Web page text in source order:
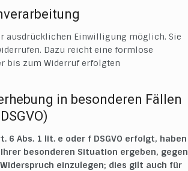
ausdrücklichen Einwilligung möglich. Sie
Dazu reicht eine formlose
bis zum Widerruf erfolgten
in besonderen Fällen
Abs. 1 lit. e oder f DSGVO erfolgt, haben
besonderen Situation ergeben, gegen
einzulegen; dies gilt auch für